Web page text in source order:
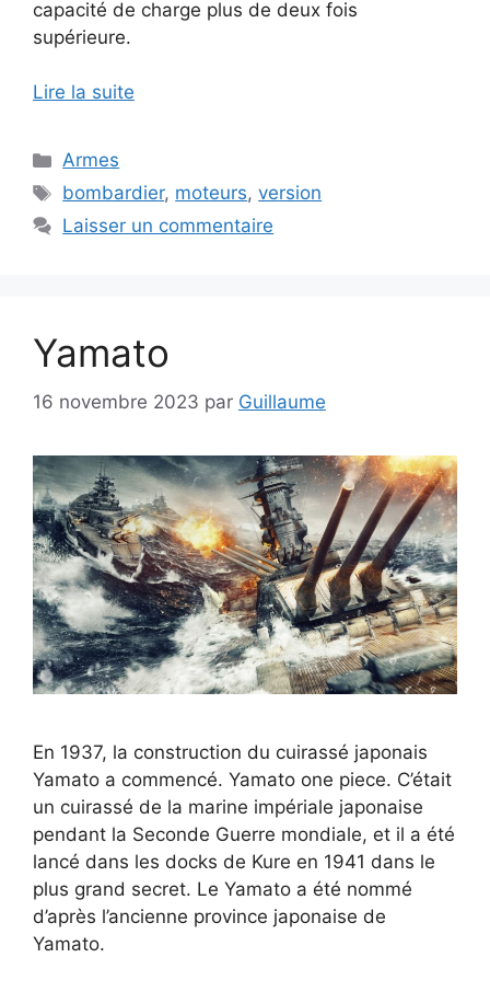
capacité de charge plus de deux fois
supérieure.
Lire la suite
Catégories
Armes
Étiquettes
bombardier, moteurs,version
Laisser un commentaire
Yamato
16 novembre 2023 par Guillaume
En 1937, la construction du cuirassé japonais
Yamato a commencé. Yamato one piece. C’était
un cuirassé de la marine impériale japonaise
pendant la Seconde Guerre mondiale, et il a été
lancé dans les docks de Kure en 1941 dans le
plus grand secret. Le Yamato a été nommé
d’après l’ancienne province japonaise de
Yamato.